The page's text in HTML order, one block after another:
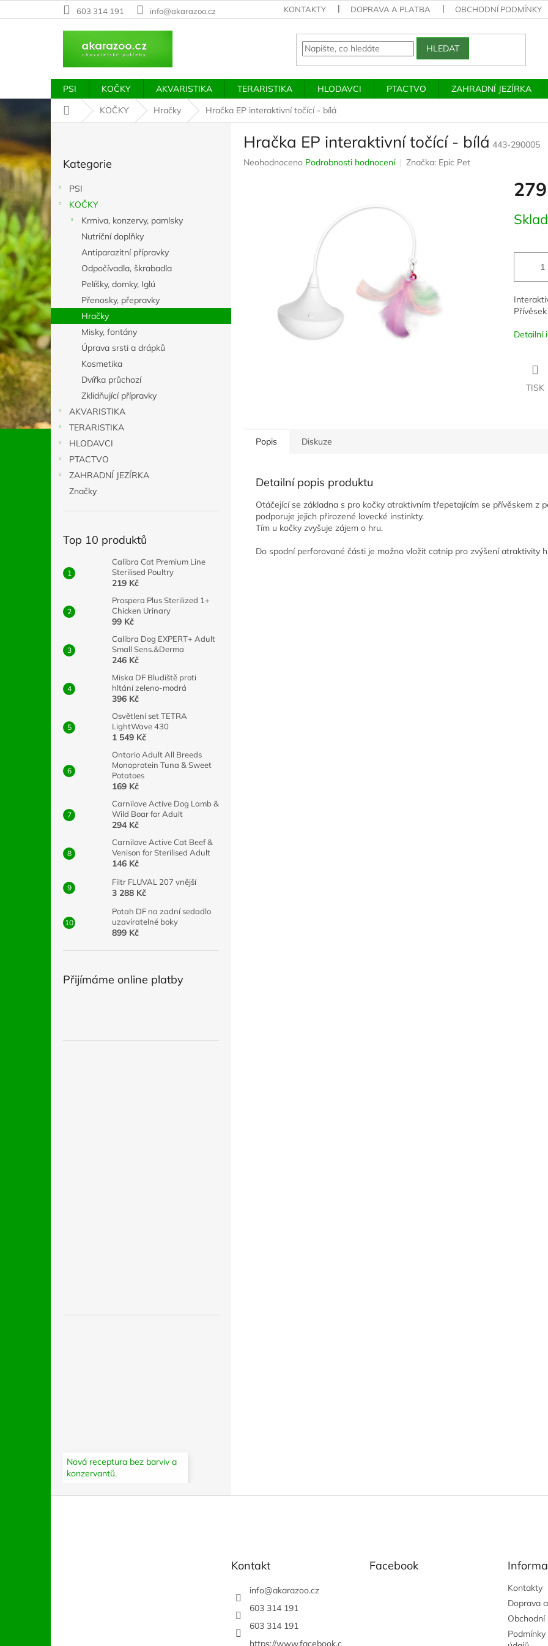
na
603 314 191 info@akarazoo.cz KONTAKTY DOPRAVA A PLATBA OBCHODNÍ PODMÍNKY
HLEDAT
PSI KOČKY AKVARISTIKA TERARISTIKA HLODAVCI PTACTVO ZAHRADNÍ JEZÍRKA
Domů
KOČKY Hračky Hračka EP interaktivní točící - bílá
s
t
r
a
í
p
a
n
e
l
kategorie
Kategorie
PSI
KOČKY
Krmiva, konzervy, pamlsky
Nutriční doplňky
Antiparazitní přípravky
Odpočívadla, škrabadla
Pelíšky, domky, Iglú
Přenosky, přepravky
Hračky
Misky, fontány
Úprava srsti a drápků
Kosmetika
Dvířka průchozí
Zklidňující přípravky
AKVARISTIKA
TERARISTIKA
HLODAVCI
PTACTVO
ZAHRADNÍ JEZÍRKA
Značky
Top 10 produktů
Calibra Cat Premium Line
Sterilised Poultry
219 Kč
Prospera Plus Sterilized 1+
Chicken Urinary
99 Kč
Calibra Dog EXPERT+ Adult
Small Sens.&Derma
246 Kč
Miska DF Bludiště proti
hltání zeleno-modrá
396 Kč
Osvětlení set TETRA
LightWave 430
1 549 Kč
Ontario Adult All Breeds
Monoprotein Tuna & Sweet
Potatoes
169 Kč
Carnilove Active Dog Lamb &
Wild Boar for Adult
294 Kč
Carnilove Active Cat Beef &
Venison for Sterilised Adult
146 Kč
Filtr FLUVAL 207 vnější
3 288 Kč
Potah DF na zadní sedadlo
uzavíratelné boky
899 Kč
Přijímáme online platby
Nová receptura bez barviv a
konzervantů.
Hračka EP interaktivní točící - bílá 443-290005
Průměrné
Neohodnoceno Podrobnosti hodnocení Značka: Epic Pet
cena:
Detailní
TISK
Popis Diskuze
Detailní popis produktu
Otáčející se základna s pro kočky atraktivním třepetajícím se přívěskem z
podporuje jejich přirozené lovecké instinkty.
Tím u kočky zvyšuje zájem o hru.
Do spodní perforované části je možno vložit catnip pro zvýšení atraktivity
Kontakt
info@akarazoo.cz
603 314 191
603 314 191
https://www.facebook.c
Facebook
Kontakty
Doprava
Obchodní